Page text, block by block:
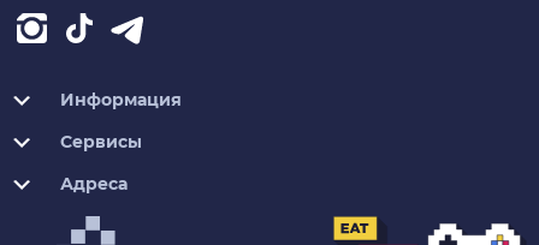
Информация
Сервисы
Адреса